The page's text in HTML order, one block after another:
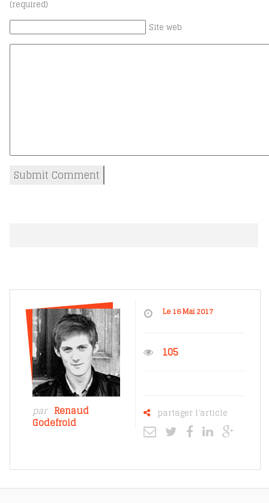
(required)
Site web
par Renaud
Godefroid
Le 16 Mai 2017
105
partager l'article